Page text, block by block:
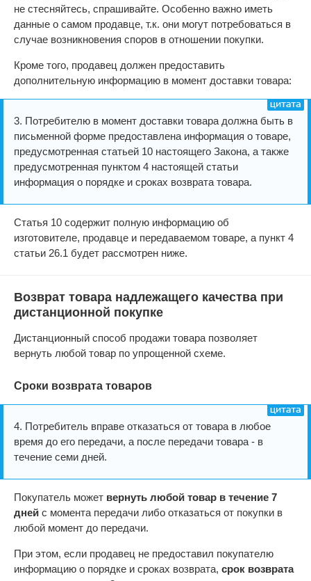
не стесняйтесь, спрашивайте. Особенно важно иметь
данные о самом продавце, т.к. они могут потребоваться в
случае возникновения споров в отношении покупки.
Кроме того, продавец должен предоставить
дополнительную информацию в момент доставки товара:
3. Потребителю в момент доставки товара должна быть в
письменной форме предоставлена информация о товаре,
предусмотренная статьей 10 настоящего Закона, а также
предусмотренная пунктом 4 настоящей статьи
информация о порядке и сроках возврата товара.
Статья 10 содержит полную информацию об
изготовителе, продавце и передаваемом товаре, а пункт 4
статьи 26.1 будет рассмотрен ниже.
Возврат товара надлежащего качества при
дистанционной покупке
Дистанционный способ продажи товара позволяет
вернуть любой товар по упрощенной схеме.
Сроки возврата товаров
4. Потребитель вправе отказаться от товара в любое
время до его передачи, а после передачи товара - в
течение семи дней.
Покупатель может вернуть любой товар в течение 7
дней с момента передачи либо отказаться от покупки в
любой момент до передачи.
При этом, если продавец не предоставил покупателю
информацию о порядке и сроках возврата, срок возврата